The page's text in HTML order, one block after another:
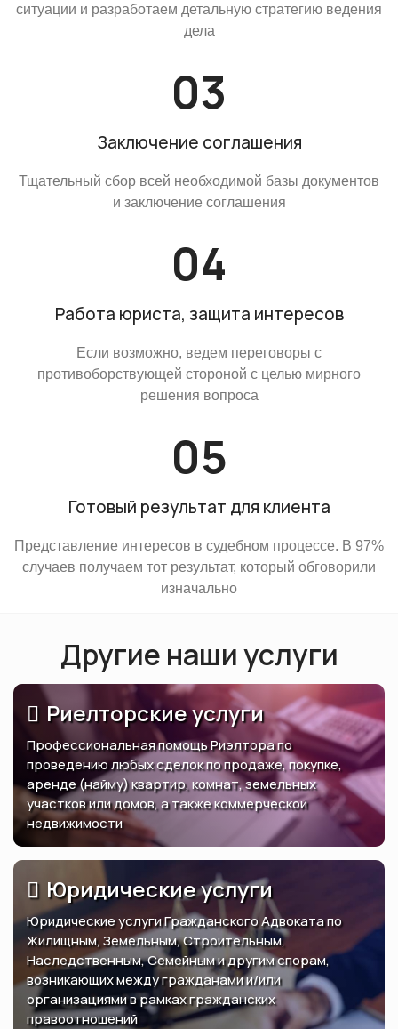
ситуации и разработаем детальную стратегию ведения
дела
Заключение соглашения
Тщательный сбор всей необходимой базы документов
и заключение соглашения
Работа юриста, защита интересов
Если возможно, ведем переговоры с
противоборствующей стороной с целью мирного
решения вопроса
Готовый результат для клиента
Представление интересов в судебном процессе. В 97%
случаев получаем тот результат, который обговорили
изначально
Другие наши услуги
Риелторские услуги
Профессиональная помощь Риэлтора по
проведению любых сделок по продаже, покупке,
аренде (найму) квартир, комнат, земельных
участков или домов, а также коммерческой
недвижимости
Юридические услуги
Юридические услуги Гражданского Адвоката по
Жилищным, Земельным, Строительным,
Наследственным, Семейным и другим спорам,
возникающих между гражданами и/или
организациями в рамках гражданских
правоотношений